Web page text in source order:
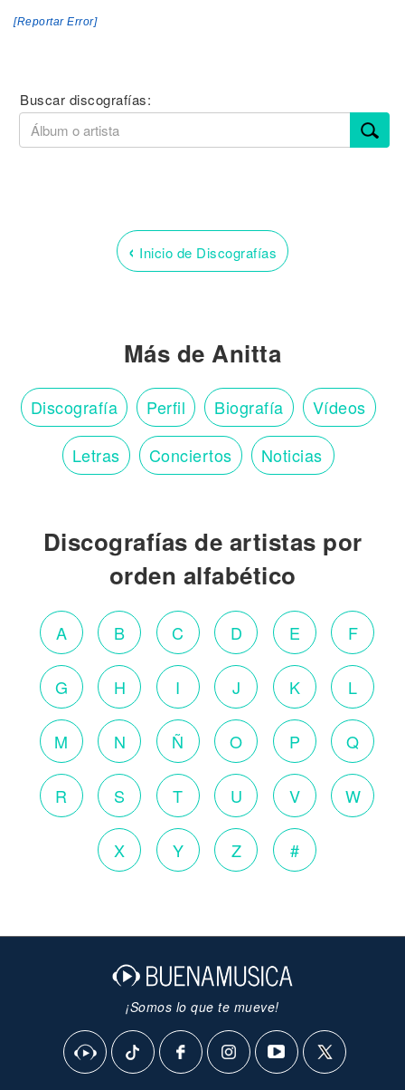
[Reportar Error]
Buscar discografías:
‹ Inicio de Discografías
Más de Anitta
Discografía Perfil Biografía Vídeos
Letras Conciertos Noticias
Discografías de artistas por
orden alfabético
A B C D E F
G H I J K L
M N Ñ O P Q
R S T U V W
X Y Z #
¡Somos lo que te mueve!